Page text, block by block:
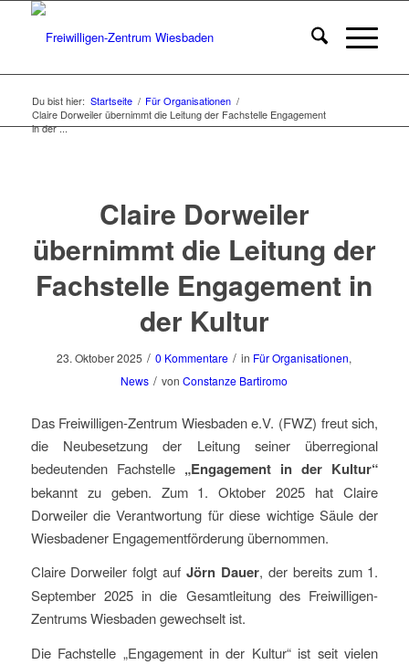
Du bist hier: Startseite / Für Organisationen /
Claire Dorweiler übernimmt die Leitung der Fachstelle Engagement
in der ...
Claire Dorweiler
übernimmt die Leitung der
Fachstelle Engagement in
der Kultur
23. Oktober 2025 / 0 Kommentare / in Für Organisationen,
News / vonConstanze Bartiromo
Das Freiwilligen-Zentrum Wiesbaden e.V. (FWZ) freut sich,
die Neubesetzung der Leitung seiner überregional
bedeutenden Fachstelle „Engagement in der Kultur“
bekannt zu geben. Zum 1. Oktober 2025 hat Claire
Dorweiler die Verantwortung für diese wichtige Säule der
Wiesbadener Engagementförderung übernommen.
Claire Dorweiler folgt aufJörn Dauer, der bereits zum 1.
September 2025 in die Gesamtleitung des Freiwilligen-
Zentrums Wiesbaden gewechselt ist.
Die Fachstelle „Engagement in der Kultur“ ist seit vielen